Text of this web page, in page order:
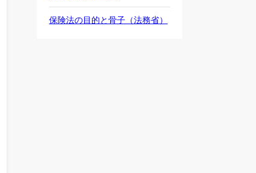
保険法の目的と骨子（法務省）